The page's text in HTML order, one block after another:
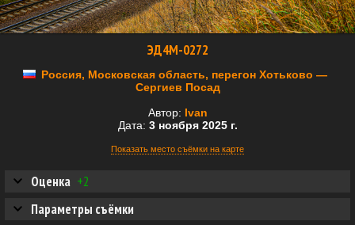
ЭД4М-0272
Россия, Московская область, перегон Хотьково —
Сергиев Посад
Автор: Ivan
Дата: 3 ноября 2025 г.
Показать место съёмки на карте
Оценка +2
Параметры съёмки